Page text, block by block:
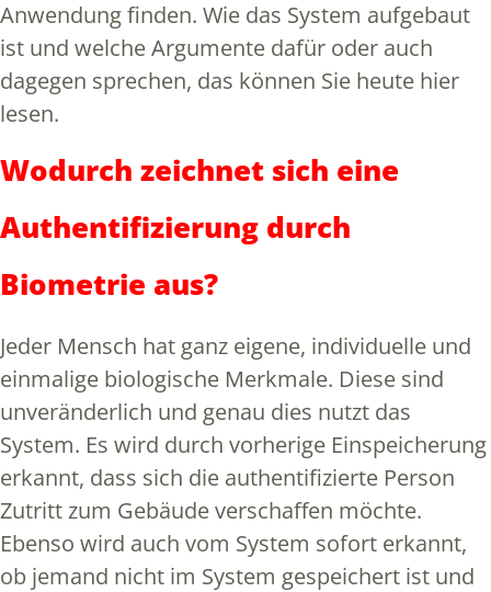
Anwendung finden. Wie das System aufgebaut
ist und welche Argumente dafür oder auch
dagegen sprechen, das können Sie heute hier
lesen.
Wodurch zeichnet sich eine
Authentifizierung durch
Biometrie aus?
Jeder Mensch hat ganz eigene, individuelle und
einmalige biologische Merkmale. Diese sind
unveränderlich und genau dies nutzt das
System. Es wird durch vorherige Einspeicherung
erkannt, dass sich die authentifizierte Person
Zutritt zum Gebäude verschaffen möchte.
Ebenso wird auch vom System sofort erkannt,
ob jemand nicht im System gespeichert ist und